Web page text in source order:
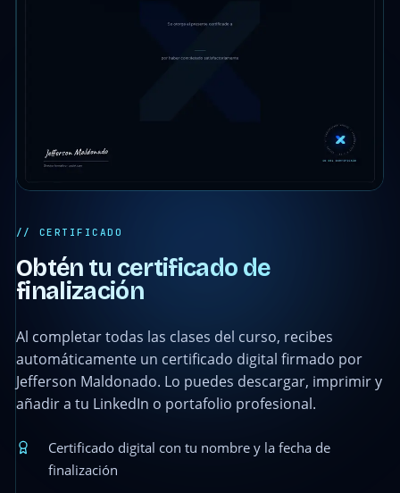
// CERTIFICADO
Obtén tu certificado de
finalización
Al completar todas las clases del curso, recibes
automáticamente un certificado digital firmado por
Jefferson Maldonado. Lo puedes descargar, imprimir y
añadir a tu LinkedIn o portafolio profesional.
Certificado digital con tu nombre y la fecha de
finalización